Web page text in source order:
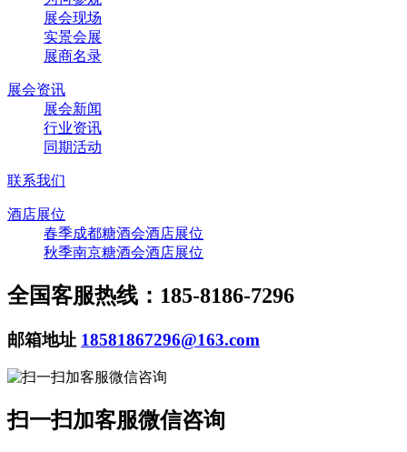
展会现场
实景会展
展商名录
展会资讯
展会新闻
行业资讯
同期活动
联系我们
酒店展位
春季成都糖酒会酒店展位
秋季南京糖酒会酒店展位
全国客服热线：185-8186-7296
邮箱地址 18581867296@163.com
扫一扫加客服微信咨询